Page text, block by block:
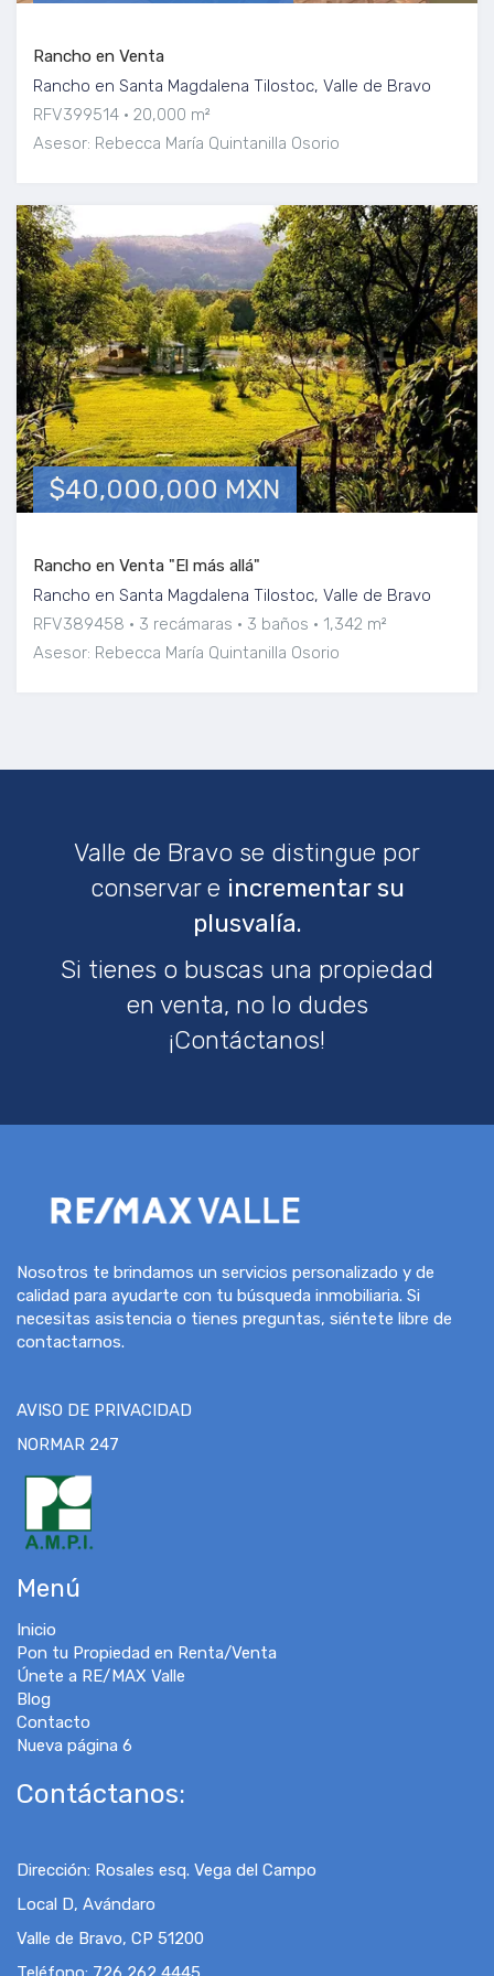
Rancho en Venta
Rancho en Santa Magdalena Tilostoc, Valle de Bravo
RFV399514
20,000 m²
Asesor: Rebecca María Quintanilla Osorio
$40,000,000 MXN
Rancho en Venta "El más allá"
Rancho en Santa Magdalena Tilostoc, Valle de Bravo
RFV389458
3 recámaras 3 baños
1,342 m²
Asesor: Rebecca María Quintanilla Osorio
Valle de Bravo se distingue por
conservar e incrementar su
plusvalía.
Si tienes o buscas una propiedad
en venta, no lo dudes
¡Contáctanos!
Nosotros te brindamos un servicios personalizado y de
calidad para ayudarte con tu búsqueda inmobiliaria. Si
necesitas asistencia o tienes preguntas, siéntete libre de
contactarnos.
AVISO DE PRIVACIDAD
NORMAR 247
Menú
Inicio
Pon tu Propiedad en Renta/Venta
Únete a RE/MAX Valle
Blog
Contacto
Nueva página 6
Contáctanos:
Dirección: Rosales esq. Vega del Campo
Local D, Avándaro
Valle de Bravo, CP 51200